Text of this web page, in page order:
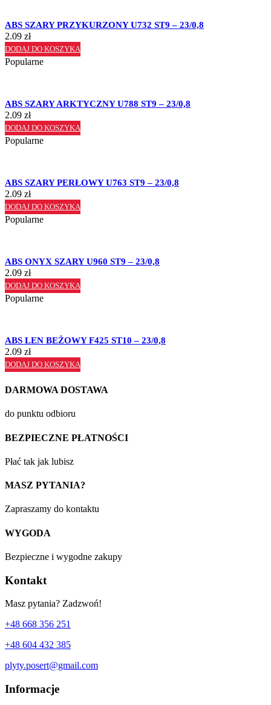
ABS SZARY PRZYKURZONY U732 ST9 – 23/0,8
2.09 zł
DODAJ DO KOSZYKA
Popularne
ABS SZARY ARKTYCZNY U788 ST9 – 23/0,8
2.09 zł
DODAJ DO KOSZYKA
Popularne
ABS SZARY PERŁOWY U763 ST9 – 23/0,8
2.09 zł
DODAJ DO KOSZYKA
Popularne
ABS ONYX SZARY U960 ST9 – 23/0,8
2.09 zł
DODAJ DO KOSZYKA
Popularne
ABS LEN BEŻOWY F425 ST10 – 23/0,8
2.09 zł
DODAJ DO KOSZYKA
DARMOWA DOSTAWA
do punktu odbioru
BEZPIECZNE PŁATNOŚCI
Płać tak jak lubisz
MASZ PYTANIA?
Zapraszamy do kontaktu
WYGODA
Bezpieczne i wygodne zakupy
Kontakt
Masz pytania? Zadzwoń!
+48 668 356 251
+48 604 432 385
plyty.posert@gmail.com
Informacje